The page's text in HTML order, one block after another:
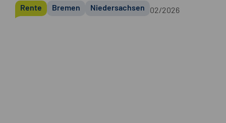
Rente
Bremen Niedersachsen 02/2026